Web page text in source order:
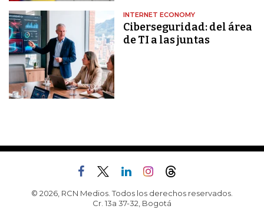
INTERNET ECONOMY
Ciberseguridad: del área
de TI a las juntas
© 2026, RCN Medios. Todos los derechos reservados.
Cr. 13a 37-32, Bogotá